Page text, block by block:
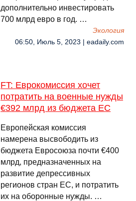
дополнительно инвестировать
700 млрд евро в год. …
Экология
06:50, Июль 5, 2023 | eadaily.com
FT: Еврокомиссия хочет
потратить на военные нужды
€392 млрд из бюджета ЕС
Европейская комиссия
намерена высвободить из
бюджета Евросоюза почти €400
млрд, предназначенных на
развитие депрессивных
регионов стран ЕС, и потратить
их на оборонные нужды. …